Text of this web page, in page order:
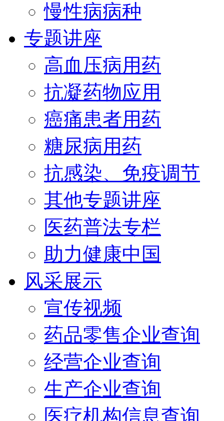
慢性病病种
专题讲座
高血压病用药
抗凝药物应用
癌痛患者用药
糖尿病用药
抗感染、免疫调节
其他专题讲座
医药普法专栏
助力健康中国
风采展示
宣传视频
药品零售企业查询
经营企业查询
生产企业查询
医疗机构信息查询